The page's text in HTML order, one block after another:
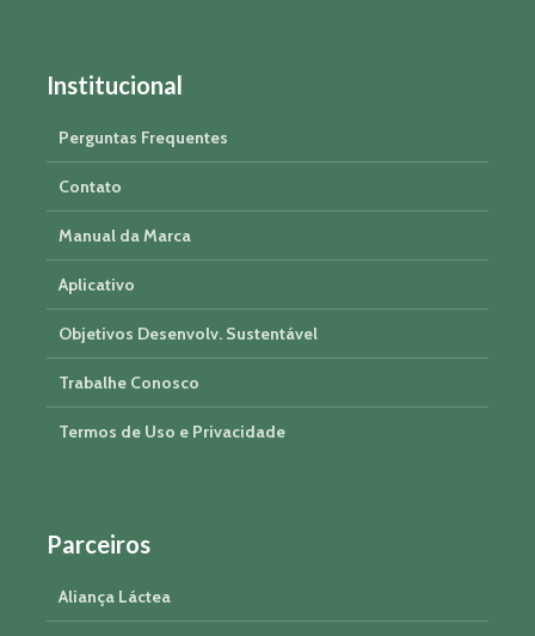
Institucional
Perguntas Frequentes
Contato
Manual da Marca
Aplicativo
Objetivos Desenvolv. Sustentável
Trabalhe Conosco
Termos de Uso e Privacidade
Parceiros
Aliança Láctea